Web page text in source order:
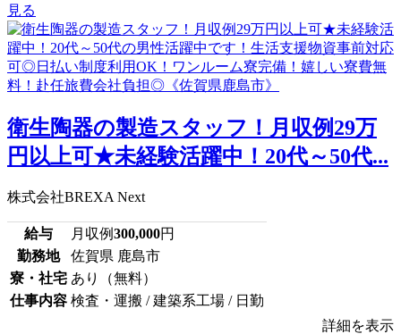
見る
衛生陶器の製造スタッフ！月収例29万
円以上可★未経験活躍中！20代～50代...
株式会社BREXA Next
給与 月収例300,000円
勤務地
佐賀県 鹿島市
寮・社宅 あり（無料）
仕事内容 検査・運搬 / 建築系工場 / 日勤
詳細を表示